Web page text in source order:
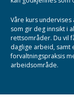
Våre kurs
som gir deg innsikt i
rettsområder. Du vil
daglige arbeid, samt
forvaltningspraksis
arbeidsområde.